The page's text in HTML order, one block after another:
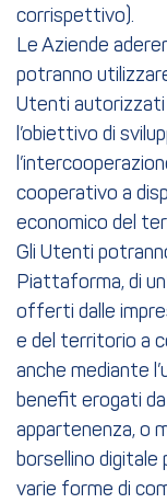
corrispettivo).
Le Aziende
potranno
Utenti autorizzati
l’obiettivo di
cooperativo a
economico del
Gli Utenti
Piattaforma, di
offerti dalle
e del territorio a
anche mediante
benefit erogati
appartenenza, o
borsellino digitale
varie forme di